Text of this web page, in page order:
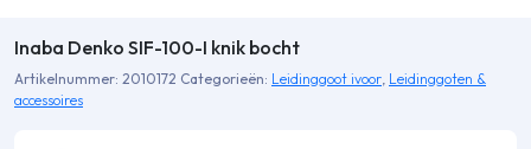
Inaba Denko SIF-100-I knik bocht
Artikelnummer: 2010172 Categorieën: Leidinggoot ivoor, Leidinggoten &
accessoires